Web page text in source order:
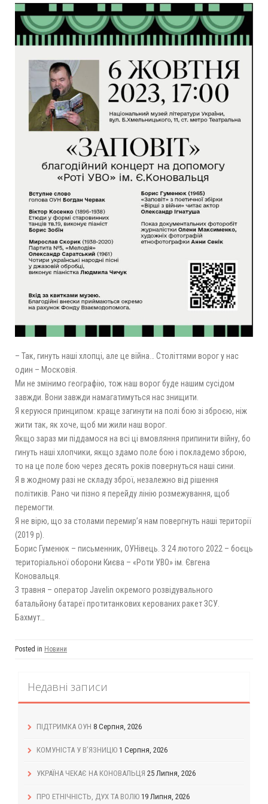
– Так, гинуть наші хлопці, але це війна… Століттями ворог у нас
один – Московія.
Ми не змінимо географію, тож наш ворог буде нашим сусідом
завжди. Вони завжди намагатимуться нас знищити.
Я керуюся принципом: краще загинути на полі бою зі зброєю, ніж
жити так, як хоче, щоб ми жили наш ворог.
Якщо зараз ми піддамося на всі ці вмовляння припинити війну, бо
гинуть наші хлопчики, якщо здамо поле бою і покладемо зброю,
то на це поле бою через десять років повернуться наші сини.
Я в жодному разі не складу зброї, незалежно від рішення
політиків. Рано чи пізно я перейду лінію розмежування, щоб
перемогти.
Я не вірю, що за столами перемир’я нам повергнуть наші території
(2019 р).
Борис Гуменюк – письменник, ОУНівець. З 24 лютого 2022 – боєць
територіальної оборони Києва – «Роти УВО» ім. Євгена
Коновальця.
З травня – оператор Javelin окремого розвідувального
батальйону батареї протитанкових керованих ракет ЗСУ.
Бахмут…
Posted in Новини
Недавні записи
ПІДТРИМКА ОУН 8 Серпня, 2026
КОМУНІСТА У В’ЯЗНИЦЮ 1 Серпня, 2026
УКРАЇНА ЧЕКАЄ НА КОНОВАЛЬЦЯ 25 Липня, 2026
ПРО ЕТНІЧНІСТЬ, ДУХ ТА ВОЛЮ 19 Липня, 2026